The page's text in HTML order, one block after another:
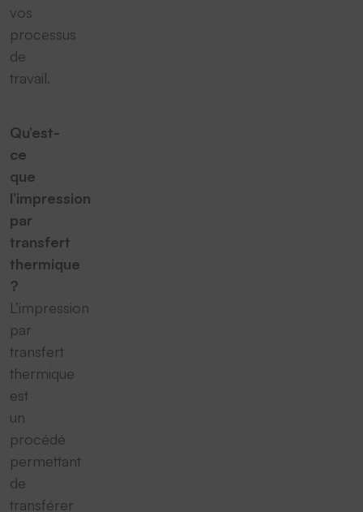
vos
processus
de
travail.
Qu’est-
ce
que
l’impression
par
transfert
thermique
?
L’impression
par
transfert
thermique
est
un
procédé
permettant
de
transférer